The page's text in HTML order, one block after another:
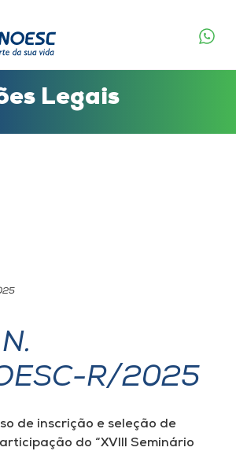
Legais
R/2025
de inscrição e seleção de
do “XVIII Seminário